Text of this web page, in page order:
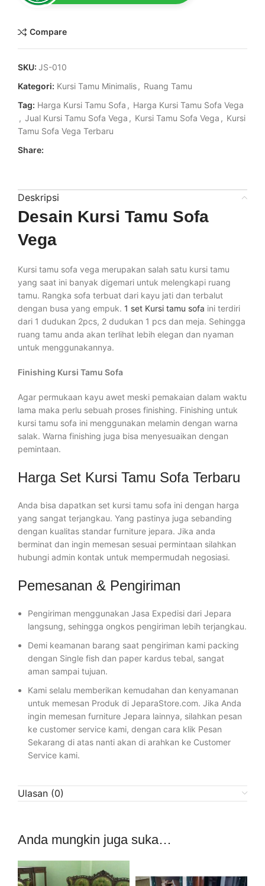
Compare
SKU: JS-010
Kategori: Kursi Tamu Minimalis, Ruang Tamu
Tag: Harga Kursi Tamu Sofa , Harga Kursi Tamu Sofa Vega
, Jual Kursi Tamu Sofa Vega , Kursi Tamu Sofa Vega , Kursi
Tamu Sofa Vega Terbaru
Share:
Deskripsi
Desain Kursi Tamu Sofa
Vega
Kursi tamu sofa vega merupakan salah satu kursi tamu
yang saat ini banyak digemari untuk melengkapi ruang
tamu. Rangka sofa terbuat dari kayu jati dan terbalut
dengan busa yang empuk. 1 set Kursi tamu sofa ini terdiri
dari 1 dudukan 2pcs, 2 dudukan 1 pcs dan meja. Sehingga
ruang tamu anda akan terlihat lebih elegan dan nyaman
untuk menggunakannya.
Finishing Kursi Tamu Sofa
Agar permukaan kayu awet meski pemakaian dalam waktu
lama maka perlu sebuah proses finishing. Finishing untuk
kursi tamu sofa ini menggunakan melamin dengan warna
salak. Warna finishing juga bisa menyesuaikan dengan
pemintaan.
Harga Set Kursi Tamu Sofa Terbaru
Anda bisa dapatkan set kursi tamu sofa ini dengan harga
yang sangat terjangkau. Yang pastinya juga sebanding
dengan kualitas standar furniture jepara. Jika anda
berminat dan ingin memesan sesuai permintaan silahkan
hubungi admin kontak untuk mempermudah negosiasi.
Pemesanan & Pengiriman
Pengiriman menggunakan Jasa Expedisi dari Jepara
langsung, sehingga ongkos pengiriman lebih terjangkau.
Demi keamanan barang saat pengiriman kami packing
dengan Single fish dan paper kardus tebal, sangat
aman sampai tujuan.
Kami selalu memberikan kemudahan dan kenyamanan
untuk memesan Produk di JeparaStore.com. Jika Anda
ingin memesan furniture Jepara lainnya, silahkan pesan
ke customer service kami, dengan cara klik Pesan
Sekarang di atas nanti akan di arahkan ke Customer
Service kami.
Ulasan (0)
Anda mungkin juga suka…